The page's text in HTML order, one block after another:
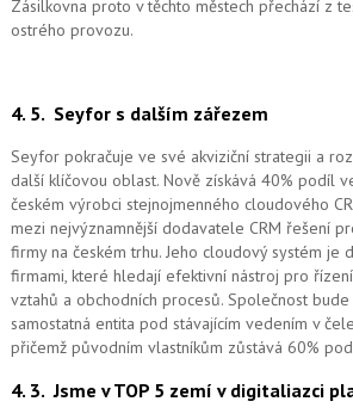
Zásilkovna proto v těchto městech přechází z
ostrého provozu.
4. 5. Seyfor s dalším zářezem
Seyfor pokračuje ve své akviziční strategii a
další klíčovou oblast. Nově získává 40% podíl
českém výrobci stejnojmenného cloudového
mezi nejvýznamnější dodavatele CRM řešení
firmy na českém trhu. Jeho cloudový systém je
firmami, které hledají efektivní nástroj pro
vztahů a obchodních procesů. Společnost
samostatná entita pod stávajícím vedením v
přičemž původním vlastníkům zůstává 60%
4. 3.Jsme v TOP 5 zemí v digitaliazci